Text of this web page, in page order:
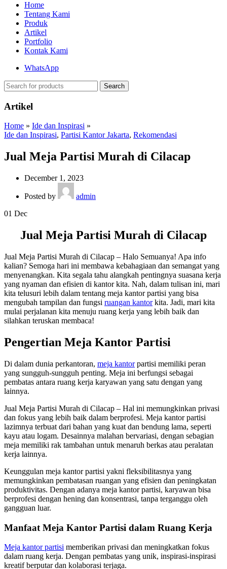
Home
Tentang Kami
Produk
Artikel
Portfolio
Kontak Kami
WhatsApp
Search
Artikel
Home » Ide dan Inspirasi »
Ide dan Inspirasi, Partisi Kantor Jakarta, Rekomendasi
Jual Meja Partisi Murah di Cilacap
December 1, 2023
Posted by
admin
01 Dec
Jual Meja Partisi Murah di Cilacap
Jual Meja Partisi Murah di Cilacap – Halo Semuanya! Apa info
kalian? Semoga hari ini membawa kebahagiaan dan semangat yang
menyenangkan. Kita segala tahu alangkah pentingnya suasana kerja
yang nyaman dan efisien di kantor kita. Nah, dalam tulisan ini, mari
kita telusuri lebih dalam tentang meja kantor partisi yang bisa
mengubah tampilan dan fungsi ruangan kantorkita. Jadi, mari kita
mulai perjalanan kita menuju ruang kerja yang lebih baik dan
silahkan teruskan membaca!
Pengertian Meja Kantor Partisi
Di dalam dunia perkantoran, meja kantorpartisi memiliki peran
yang sungguh-sungguh penting. Meja ini berfungsi sebagai
pembatas antara ruang kerja karyawan yang satu dengan yang
lainnya.
Jual Meja Partisi Murah di Cilacap – Hal ini memungkinkan privasi
dan fokus yang lebih baik dalam berprofesi. Meja kantor partisi
lazimnya terbuat dari bahan yang kuat dan bendung lama, seperti
kayu atau logam. Desainnya malahan bervariasi, dengan sebagian
meja memiliki rak tambahan untuk menaruh berkas atau peralatan
kerja lainnya.
Keunggulan meja kantor partisi yakni fleksibilitasnya yang
memungkinkan pembatasan ruangan yang efisien dan peningkatan
produktivitas. Dengan adanya meja kantor partisi, karyawan bisa
berprofesi dengan hening dan konsentrasi, tanpa terganggu oleh
gangguan luar.
Manfaat Meja Kantor Partisi dalam Ruang Kerja
Meja kantor partisi memberikan privasi dan meningkatkan fokus
dalam ruang kerja. Dengan pembatas yang unik, inspirasi-inspirasi
kreatif berputar dan kolaborasi terjaga.